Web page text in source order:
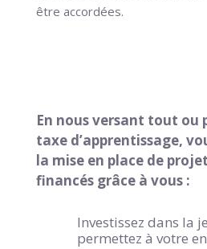
être accordées.
En nous versant tout ou
taxe d’apprentissage,
la mise en place de
financés grâce à vous :
Investissez dans la
permettez à votre